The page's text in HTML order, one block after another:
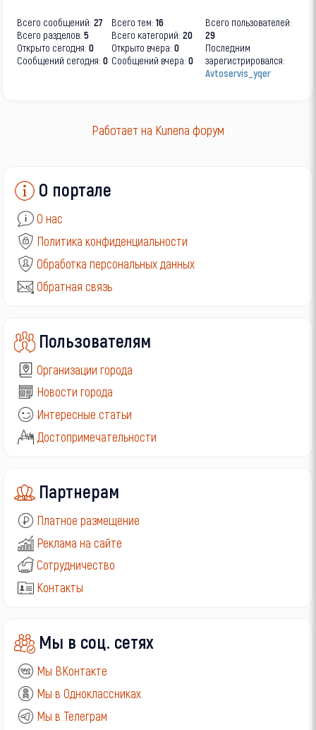
Всего сообщений:27
Всего разделов:5
Открыто сегодня:0
Сообщений сегодня:0
Всего тем: 16
Всего категорий: 20
Открыто вчера: 0
Сообщений вчера: 0
Всего пользователей:
29
Последним
зарегистрировался:
Avtoservis_yqer
Работает на Kunena форум
О портале
О нас
Политика конфиденциальности
Обработка персональных данных
Обратная связь
Пользователям
Организации города
Новости города
Интересные статьи
Достопримечательности
Партнерам
Платное размещение
Реклама на сайте
Сотрудничество
Контакты
Мы в соц. сетях
Мы ВКонтакте
Мы в Одноклассниках
Мы в Телеграм